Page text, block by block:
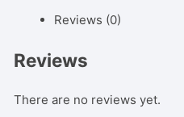
Reviews (0)
Reviews
There are no reviews yet.